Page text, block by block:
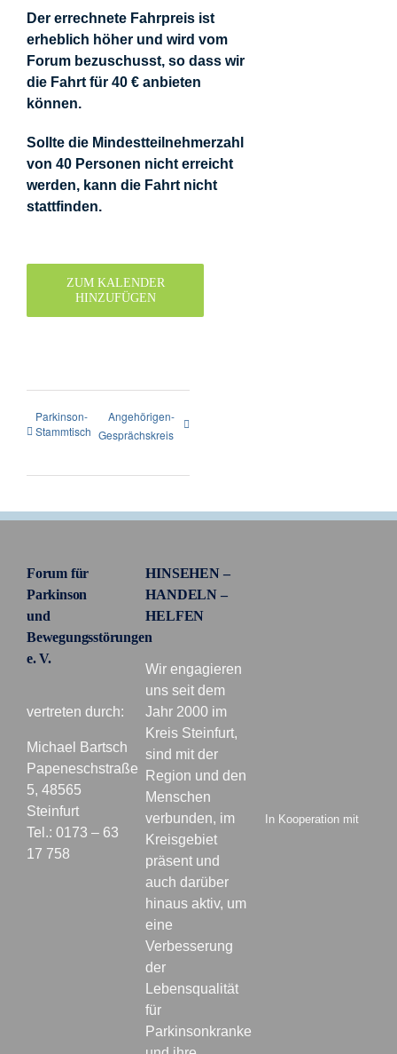
Der errechnete Fahrpreis ist
erheblich höher und wird vom
Forum bezuschusst, so dass wir
die Fahrt für 40 € anbieten
können.
Sollte die Mindestteilnehmerzahl
von 40 Personen nicht erreicht
werden, kann die Fahrt nicht
stattfinden.
ZUM KALENDER
HINZUFÜGEN
Parkinson-
Stammtisch
Angehörigen-
Gesprächskreis
Forum für
Parkinson
und
Bewegungsstörungen
e. V.
vertreten durch:
Michael Bartsch
Papeneschstraße
5, 48565
Steinfurt
Tel.: 0173 – 63
17 758
HINSEHEN –
HANDELN –
HELFEN
Wir engagieren
uns seit dem
Jahr 2000 im
Kreis Steinfurt,
sind mit der
Region und den
Menschen
verbunden, im
Kreisgebiet
präsent und
auch darüber
hinaus aktiv, um
eine
Verbesserung
der
Lebensqualität
für
Parkinsonkranke
In Kooperation mit